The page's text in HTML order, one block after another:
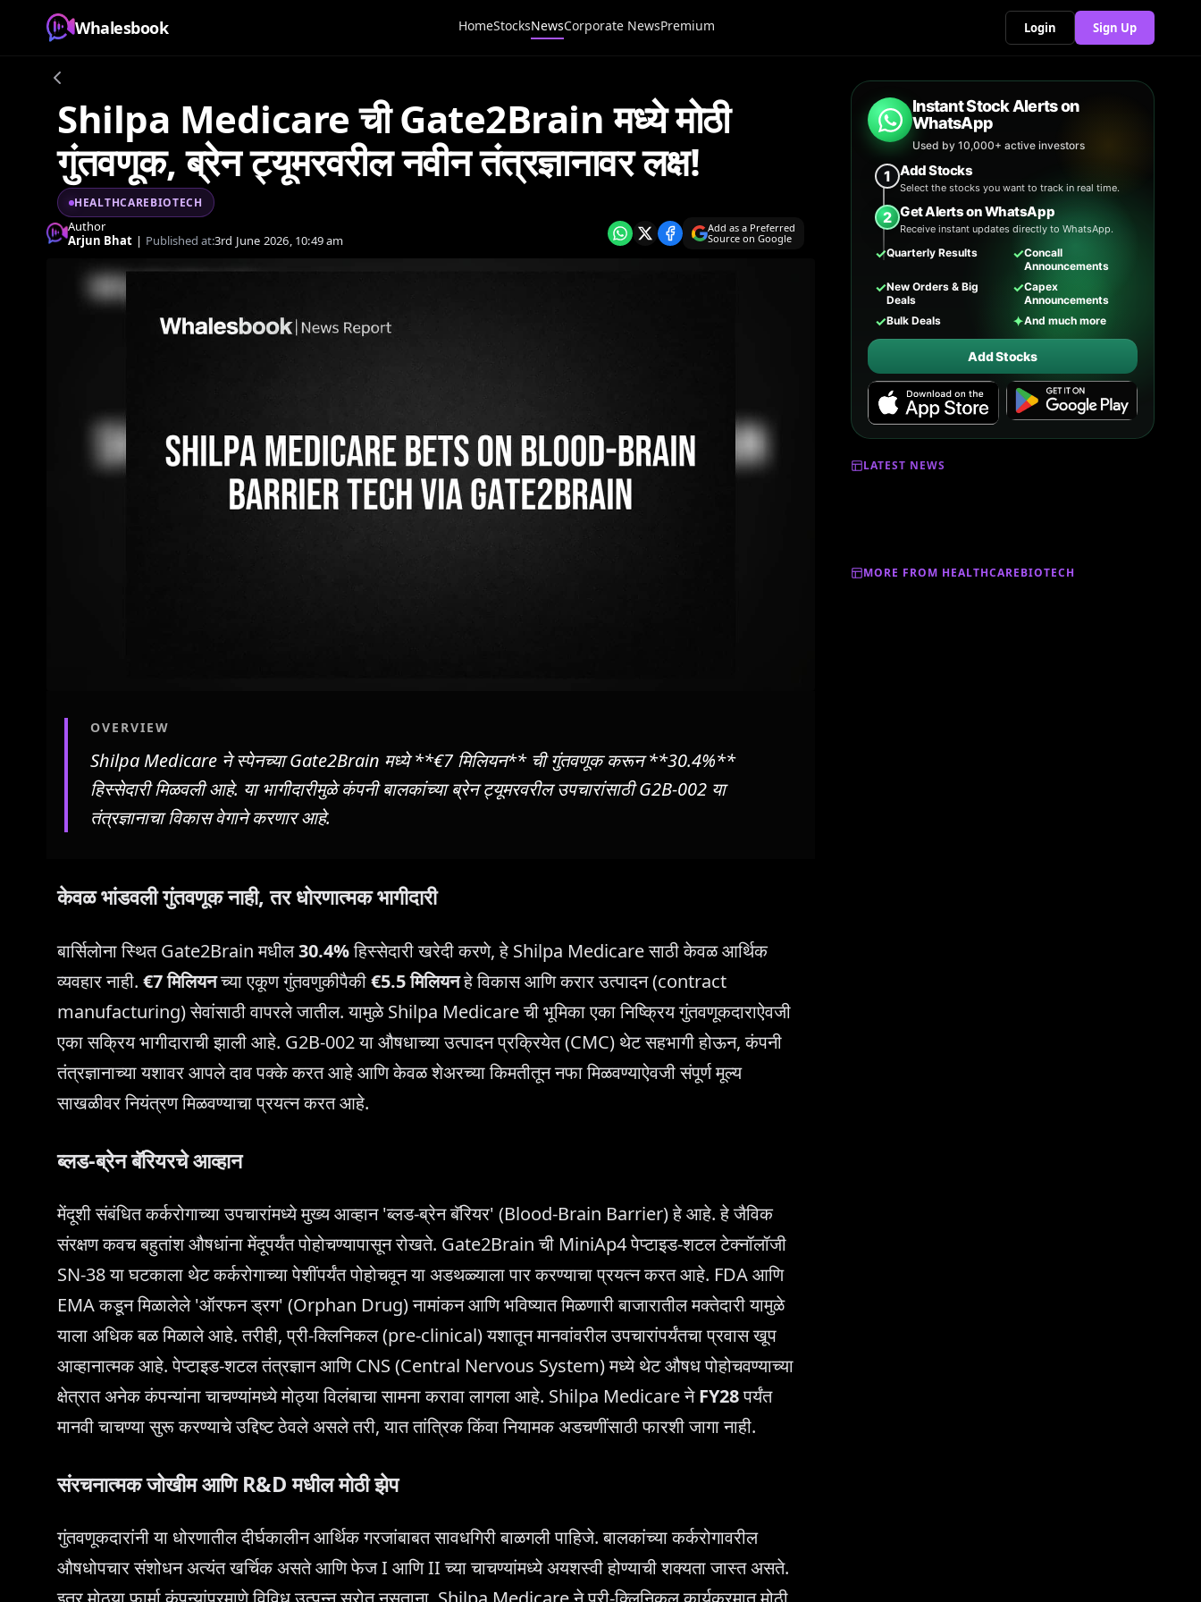
Whalesbook HomeStocksNewsCorporate NewsPremium Login Sign Up
Shilpa Medicare ची Gate2Brain मध्ये मोठी
गुंतवणूक, ब्रेन ट्यूमरवरील नवीन तंत्रज्ञानावर लक्ष!
HEALTHCAREBIOTECH
Author
Arjun Bhat | Published at:3rd June 2026, 10:49 am
Add as a Preferred
Source on Google
OVERVIEW
Shilpa Medicare ने स्पेनच्या Gate2Brain मध्ये **€7 मिलियन** ची गुंतवणूक करून **30.4%**
हिस्सेदारी मिळवली आहे. या भागीदारीमुळे कंपनी बालकांच्या ब्रेन ट्यूमरवरील उपचारांसाठी G2B-002 या
तंत्रज्ञानाचा विकास वेगाने करणार आहे.
केवळ भांडवली गुंतवणूक नाही, तर धोरणात्मक भागीदारी
बार्सिलोना स्थित Gate2Brain मधील30.4%हिस्सेदारी खरेदी करणे, हे Shilpa Medicare साठी केवळ आर्थिक
व्यवहार नाही. €7 मिलियनच्या एकूण गुंतवणुकीपैकी€5.5 मिलियनहे विकास आणि करार उत्पादन (contract
manufacturing) सेवांसाठी वापरले जातील. यामुळे Shilpa Medicare ची भूमिका एका निष्क्रिय गुंतवणूकदाराऐवजी
एका सक्रिय भागीदाराची झाली आहे. G2B-002 या औषधाच्या उत्पादन प्रक्रियेत (CMC) थेट सहभागी होऊन, कंपनी
तंत्रज्ञानाच्या यशावर आपले दाव पक्के करत आहे आणि केवळ शेअरच्या किमतीतून नफा मिळवण्याऐवजी संपूर्ण मूल्य
साखळीवर नियंत्रण मिळवण्याचा प्रयत्न करत आहे.
ब्लड-ब्रेन बॅरियरचे आव्हान
मेंदूशी संबंधित कर्करोगाच्या उपचारांमध्ये मुख्य आव्हान 'ब्लड-ब्रेन बॅरियर' (Blood-Brain Barrier) हे आहे. हे जैविक
संरक्षण कवच बहुतांश औषधांना मेंदूपर्यंत पोहोचण्यापासून रोखते. Gate2Brain ची MiniAp4 पेप्टाइड-शटल टेक्नॉलॉजी
SN-38 या घटकाला थेट कर्करोगाच्या पेशींपर्यंत पोहोचवून या अडथळ्याला पार करण्याचा प्रयत्न करत आहे. FDA आणि
EMA कडून मिळालेले 'ऑरफन ड्रग' (Orphan Drug) नामांकन आणि भविष्यात मिळणारी बाजारातील मक्तेदारी यामुळे
याला अधिक बळ मिळाले आहे. तरीही, प्री-क्लिनिकल (pre-clinical) यशातून मानवांवरील उपचारांपर्यंतचा प्रवास खूप
आव्हानात्मक आहे. पेप्टाइड-शटल तंत्रज्ञान आणि CNS (Central Nervous System) मध्ये थेट औषध पोहोचवण्याच्या
क्षेत्रात अनेक कंपन्यांना चाचण्यांमध्ये मोठ्या विलंबाचा सामना करावा लागला आहे. Shilpa Medicare नेFY28पर्यंत
मानवी चाचण्या सुरू करण्याचे उद्दिष्ट ठेवले असले तरी, यात तांत्रिक किंवा नियामक अडचणींसाठी फारशी जागा नाही.
संरचनात्मक जोखीम आणि R&D मधील मोठी झेप
गुंतवणूकदारांनी या धोरणातील दीर्घकालीन आर्थिक गरजांबाबत सावधगिरी बाळगली पाहिजे. बालकांच्या कर्करोगावरील
औषधोपचार संशोधन अत्यंत खर्चिक असते आणि फेज I आणि II च्या चाचण्यांमध्ये अयशस्वी होण्याची शक्यता जास्त असते.
Instant Stock Alerts on
WhatsApp
Used by 10,000+ active investors
1 Add Stocks
Select the stocks you want to track in real time.
2 Get Alerts on WhatsApp
Receive instant updates directly to WhatsApp.
✓Quarterly Results ✓Concall
Announcements
✓New Orders & Big
Deals
✓Capex
Announcements
✓Bulk Deals ✦And much more
Add Stocks
LATEST NEWS
MORE FROM HEALTHCAREBIOTECH